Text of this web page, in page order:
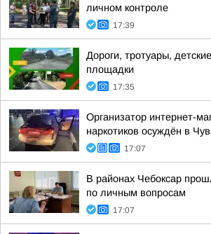
личном контроле
17:39
Дороги, тротуары,
площадки
17:35
Организатор интернет-
наркотиков осуждён в
17:07
В районах Чебоксар
по личным вопросам
17:07